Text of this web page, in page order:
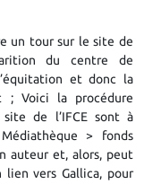
un tour sur le site de
du centre de
et donc la
; Voici la procédure
de l’IFCE sont à
> fonds
auteur et, alors, peut
lien vers Gallica, pour